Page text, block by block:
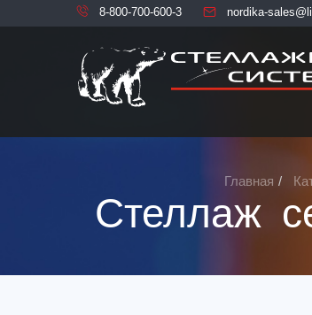
8-800-700-600-3 nordika-
Главная
Стеллаж